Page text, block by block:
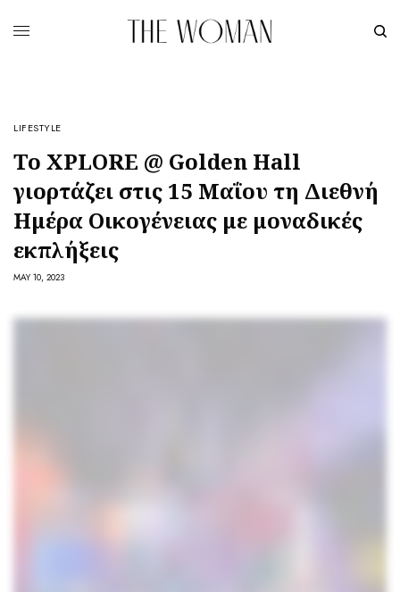
LIFESTYLE
To XPLORE @ Golden Hall
γιορτάζει στις 15 Μαΐου τη Διεθνή
Ημέρα Οικογένειας με μοναδικές
εκπλήξεις
MAY 10, 2023